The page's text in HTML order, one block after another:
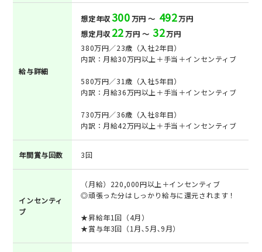
給与詳細
想定年収300万円 ～ 492万円
想定月収 22万円 ～ 32万円
380万円／23歳（入社2年目）
内訳：月給30万円以上＋手当＋インセンティブ
580万円／31歳（入社5年目）
内訳：月給36万円以上＋手当＋インセンティブ
730万円／36歳（入社8年目）
内訳：月給42万円以上＋手当＋インセンティブ
年間賞与回数 3回
インセンティ
ブ
（月給）220,000円以上＋インセンティブ
◎頑張った分はしっかり給与に還元されます！
★昇給年1回（4月）
★賞与年3回（1月､5月､9月）